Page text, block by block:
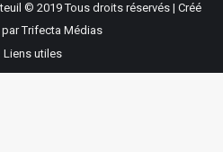
© 2019 Tous droits réservés | Créé
parTrifecta Médias
Liens utiles